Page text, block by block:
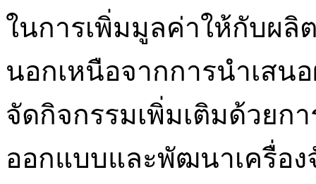
ในการเพิ่มมูลค่าให้กับผ
นอกเหนือจากการนำเสน
จัดกิจกรรมเพิ่มเติมด้วยก
ออกแบบและพัฒนาเครื่อง